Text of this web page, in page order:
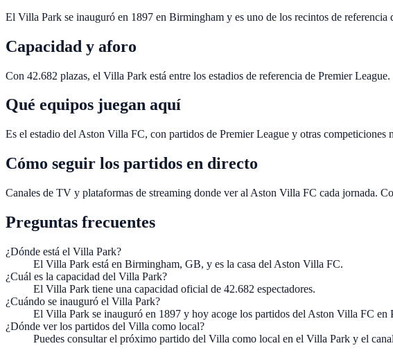
El Villa Park se inauguró en 1897 en Birmingham y es uno de los recintos de referencia
Capacidad y aforo
Con 42.682 plazas, el Villa Park está entre los estadios de referencia de Premier League.
Qué equipos juegan aquí
Es el estadio del Aston Villa FC, con partidos de Premier League y otras competiciones
Cómo seguir los partidos en directo
Canales de TV y plataformas de streaming donde ver al Aston Villa FC cada jornada.
Preguntas frecuentes
¿Dónde está el Villa Park?
El Villa Park está en Birmingham, GB, y es la casa del Aston Villa FC.
¿Cuál es la capacidad del Villa Park?
El Villa Park tiene una capacidad oficial de 42.682 espectadores.
¿Cuándo se inauguró el Villa Park?
El Villa Park se inauguró en 1897 y hoy acoge los partidos del Aston Villa FC en
¿Dónde ver los partidos del Villa como local?
Puedes consultar el próximo partido del Villa como local en el Villa Park y el